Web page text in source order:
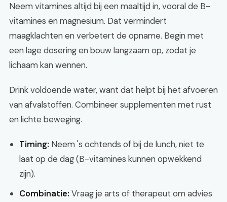
Neem vitamines altijd bij een maaltijd in, vooral de B-
vitamines en magnesium. Dat vermindert
maagklachten en verbetert de opname. Begin met
een lage dosering en bouw langzaam op, zodat je
lichaam kan wennen.
Drink voldoende water, want dat helpt bij het afvoeren
van afvalstoffen. Combineer supplementen met rust
en lichte beweging.
Timing: Neem 's ochtends of bij de lunch, niet te
laat op de dag (B-vitamines kunnen opwekkend
zijn).
Combinatie: Vraag je arts of therapeut om advies